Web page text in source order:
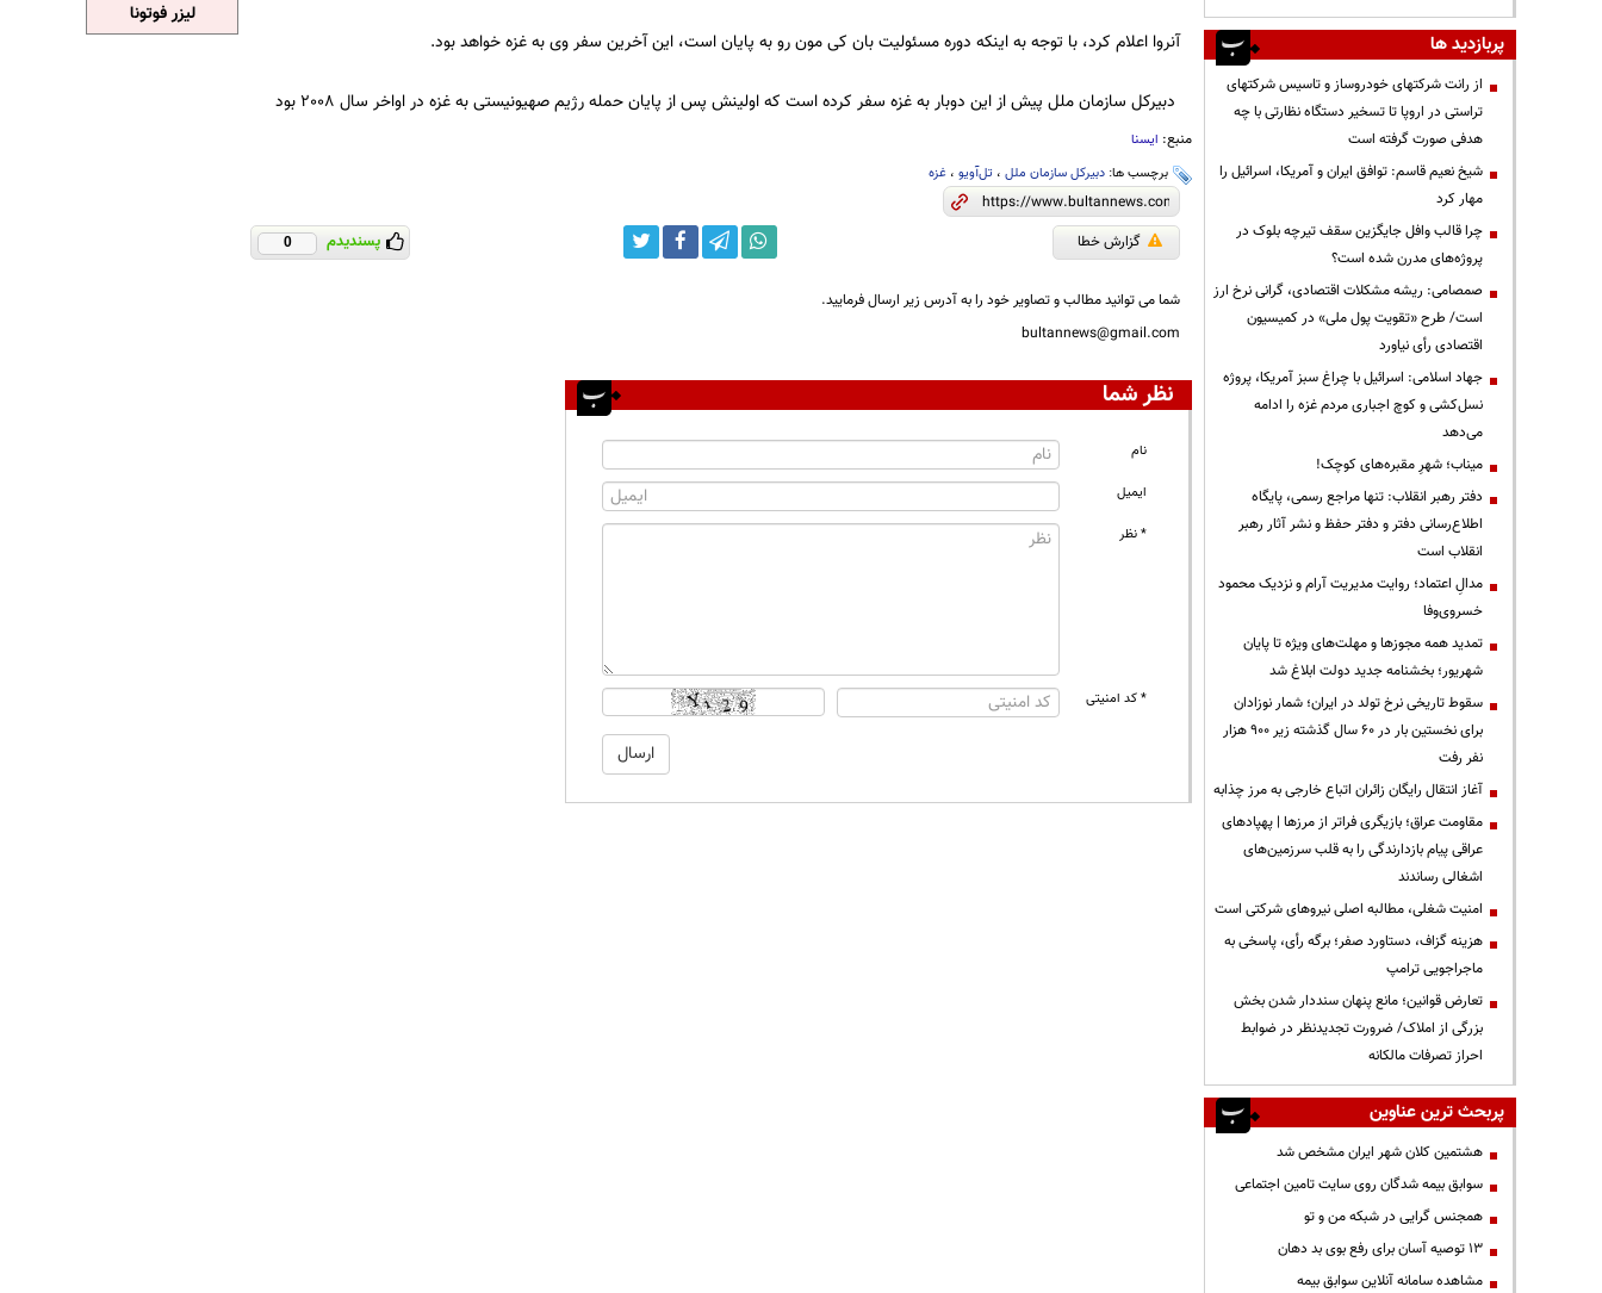
آنروا اعلام کرد، با توجه به اینکه دوره مسئولیت بان کی مون رو به پایان است،‌ این آخرین سفر وی به غزه خواهد بود.
دبیرکل سازمان ملل پیش از این دوبار به غزه سفر کرده است که اولینش پس از پایان حمله رژیم صهیونیستی به غزه در اواخر سال 2008 بود
منبع: ایسنا
برچسب ها: دبیرکل سازمان ملل، تل‌آویو، غزه
گزارش خطا پسندیدم 0
شما می توانید مطالب و تصاویر خود را به آدرس زیر ارسال فرمایید.
bultannews@gmail.com
نظر شما
نام
ایمیل
* نظر
* کد امنیتی
پربازدید ها
از رانت‌ شرکتهای خودروساز و تاسیس شرکتهای
تراستی در اروپا تا تسخیر دستگاه نظارتی با چه
هدفی صورت گرفته است
شیخ نعیم قاسم: توافق ایران و آمریکا، اسرائیل را
مهار کرد
چرا قالب وافل جایگزین سقف تیرچه بلوک در
پروژه‌های مدرن شده است؟
صمصامی: ریشه مشکلات اقتصادی، گرانی نرخ ارز
است/ طرح «تقویت پول ملی» در کمیسیون
اقتصادی رأی نیاورد
جهاد اسلامی: اسرائیل با چراغ سبز آمریکا، پروژه
نسل‌کشی و کوچ اجباری مردم غزه را ادامه
می‌دهد
میناب؛ شهرِ مقبره‌های کوچک!
دفتر رهبر انقلاب: تنها مراجع رسمی، پایگاه
اطلاع‌رسانی دفتر و دفتر حفظ و نشر آثار رهبر
انقلاب است
مدالِ اعتماد؛ روایت مدیریت آرام و نزدیک محمود
خسروی‌وفا
تمدید همه مجوزها و مهلت‌های ویژه تا پایان
شهریور؛ بخشنامه جدید دولت ابلاغ شد
سقوط تاریخی نرخ تولد در ایران؛ شمار نوزادان
برای نخستین بار در ۶۰ سال گذشته زیر ۹۰۰ هزار
نفر رفت
آغاز انتقال رایگان زائران اتباع خارجی به مرز چذابه
مقاومت عراق؛ بازیگری فراتر از مرزها | پهپادهای
عراقی پیام بازدارندگی را به قلب سرزمین‌های
اشغالی رساندند
‌امنیت شغلی، مطالبه اصلی نیروهای شرکتی است
هزینه گزاف، دستاورد صفر؛ برگه رأی، پاسخی به
ماجراجویی ترامپ
تعارض قوانین؛ مانع پنهان سنددار شدن بخش
بزرگی از املاک/ ضرورت تجدیدنظر در ضوابط
احراز تصرفات مالکانه
پربحث ترین عناوین
هشتمین کلان شهر ایران مشخص شد
سوابق بیمه شدگان روی سایت تامین اجتماعی
همجنس گرایی در شبکه من و تو
13 توصیه آسان برای رفع بوی بد دهان
مشاهده سامانه آنلاين سوابق بیمه
لیزر فوتونا